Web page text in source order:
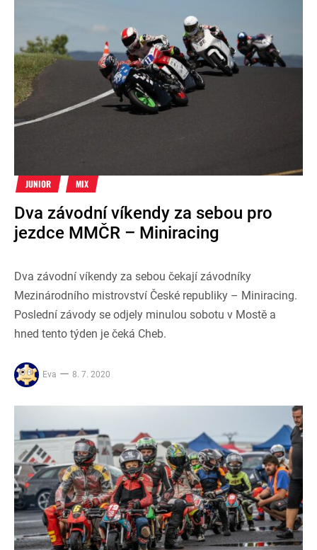
JUNIOR MIX
Dva závodní víkendy za sebou pro
jezdce MMČR – Miniracing
Dva závodní víkendy za sebou čekají závodníky
Mezinárodního mistrovství České republiky – Miniracing.
Poslední závody se odjely minulou sobotu v Mostě a
hned tento týden je čeká Cheb.
Eva 8. 7. 2020